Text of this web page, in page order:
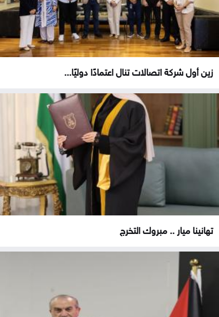
زين أول شركة اتصالات تنال اعتمادًا دوليًا...
تهانينا ميار .. مبروك التخرج